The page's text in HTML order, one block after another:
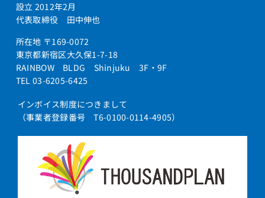
設立 2012年2月
代表取締役 田中伸也
所在地 〒169-0072
東京都新宿区大久保1-7-18
RAINBOW BLDG Shinjuku 3F・9F
TEL 03-6205-6425
インボイス制度につきまして
（事業者登録番号 T6-0100-0114-4905）